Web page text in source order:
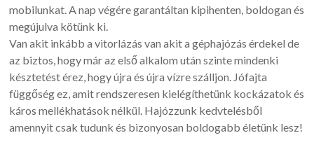
mobilunkat. A nap végére garantáltan kipihenten, boldogan és
megújulva kötünk ki.
Van akit inkább a vitorlázás van akit a géphajózás érdekel de
az biztos, hogy már az első alkalom után szinte mindenki
késztetést érez, hogy újra és újra vízre szálljon. Jófajta
függőség ez, amit rendszeresen kielégíthetünk kockázatok és
káros mellékhatások nélkül. Hajózzunk kedvtelésből
amennyit csak tudunk és bizonyosan boldogabb életünk lesz!